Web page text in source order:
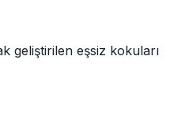
geliştirilen eşsiz kokuları